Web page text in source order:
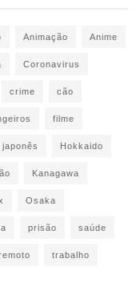
Animação Anime
Coronavirus
crime cão
filme
Hokkaido
Kanagawa
Osaka
prisão saúde
trabalho